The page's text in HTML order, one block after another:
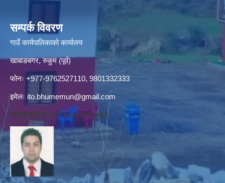
सम्पर्क विवरण
गाउँ कार्यपालिकाको कार्यालय
खाबाङबगर, रुकुम (पूर्व)
फोनः +977-9762527110, 9801332333
इमेलः ito.bhumemun@gmail.com
नोटिस बोर्ड नं. १६१८०८८४१३०७२